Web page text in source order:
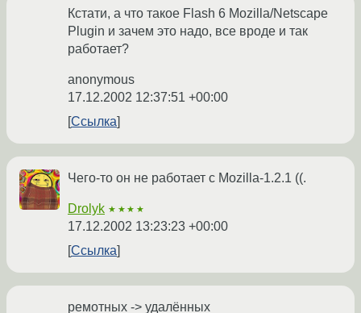
Кстати, а что такое Flash 6 Mozilla/Netscape
Plugin и зачем это надо, все вроде и так
работает?
anonymous
17.12.2002 12:37:51 +00:00
Ссылка
Чего-то он не работает с Mozilla-1.2.1 ((.
Drolyk ★★★★
17.12.2002 13:23:23 +00:00
Ссылка
ремотных -> удалённых